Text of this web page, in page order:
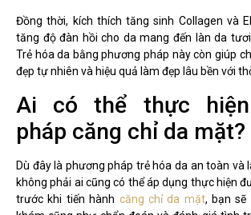
Đồng thời, kích thíchtăng sinh Collagen và
tăng độ đàn hồi cho damang đến làn da
Trẻ hóa da bằng phương pháp này còn giúp
đẹp tự nhiên và hiệu quả làm đẹp lâu bền với
Ai có thể thực hiện
pháp căng chỉ da mặt?
Dù đây là phương pháp trẻ hóa da an toàn và
không phải ai cũng có thể áp dụng thực hiện
trước khi tiến hành căng chỉ da mặt, bạn sẽ